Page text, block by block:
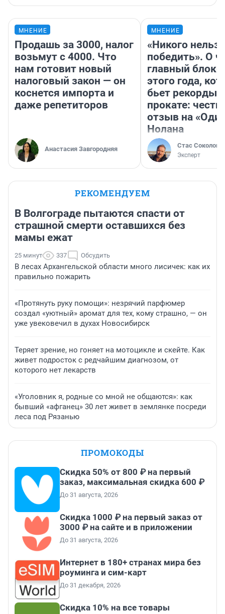
МНЕНИЕ
Продашь за 3000, налог
возьмут с 4000. Что
нам готовит новый
налоговый закон — он
коснется импорта и
даже репетиторов
Анастасия Завгородняя
МНЕНИЕ
«Никого нельзя
победить». О
главный
этого года,
бьет рекорды в
прокате:
отзыв на
Нолана
Стас Соколов
Эксперт
РЕКОМЕНДУЕМ
В Волгограде пытаются спасти от
страшной смерти оставшихся без
мамы ежат
25 минут 337 Обсудить
В лесах Архангельской области много лисичек: как их
правильно пожарить
«Протянуть руку помощи»: незрячий парфюмер
создал «уютный» аромат для тех, кому страшно, — он
уже увековечил в духах Новосибирск
Теряет зрение, но гоняет на мотоцикле и скейте. Как
живет подросток с редчайшим диагнозом, от
которого нет лекарств
«Уголовник я, родные со мной не общаются»: как
бывший «афганец» 30 лет живет в землянке посреди
леса под Рязанью
ПРОМОКОДЫ
Скидка 50% от 800 ₽ на первый
заказ, максимальная скидка 600 ₽
До 31 августа, 2026
Скидка 1000 ₽ на первый заказ от
3000 ₽ на сайте и в приложении
До 31 августа, 2026
Интернет в 180+ странах мира без
роуминга и сим-карт
До 31 декабря, 2026
Скидка 10% на все товары